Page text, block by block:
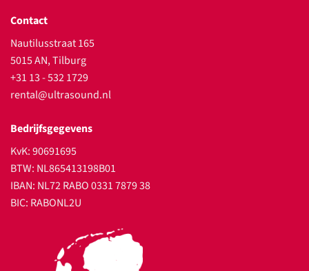
Contact
Nautilusstraat 165
5015 AN, Tilburg
+31 13 - 532 1729
rental@ultrasound.nl
Bedrijfsgegevens
KvK: 90691695
BTW: NL865413198B01
IBAN: NL72 RABO 0331 7879 38
BIC: RABONL2U